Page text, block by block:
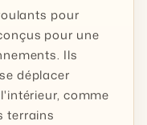
pour
pour une
Ils
déplacer
comme
terrains